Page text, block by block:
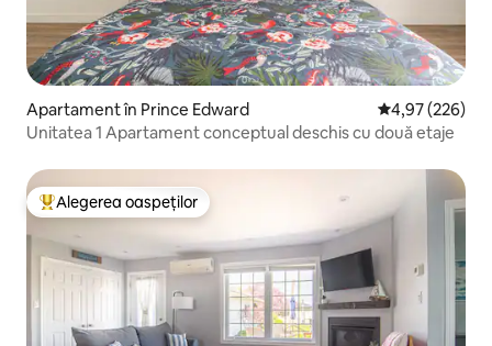
Apartament în Prince Edward Scor mediu de
4,97 (226)
Unitatea 1 Apartament conceptual deschis cu două etaje
Locuință din topul categoriei Alegerea oaspeților
Alegerea oaspeților